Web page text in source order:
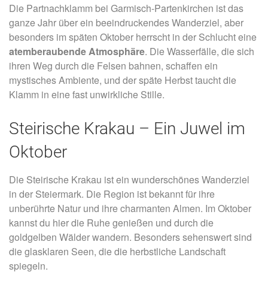
Die Partnachklamm bei Garmisch-Partenkirchen ist das
ganze Jahr über ein beeindruckendes Wanderziel, aber
besonders im späten Oktober herrscht in der Schlucht eine
atemberaubende Atmosphäre. Die Wasserfälle, die sich
ihren Weg durch die Felsen bahnen, schaffen ein
mystisches Ambiente, und der späte Herbst taucht die
Klamm in eine fast unwirkliche Stille.
Steirische Krakau – Ein Juwel im
Oktober
Die Steirische Krakau ist ein wunderschönes Wanderziel
in der Steiermark. Die Region ist bekannt für ihre
unberührte Natur und ihre charmanten Almen. Im Oktober
kannst du hier die Ruhe genießen und durch die
goldgelben Wälder wandern. Besonders sehenswert sind
die glasklaren Seen, die die herbstliche Landschaft
spiegeln.